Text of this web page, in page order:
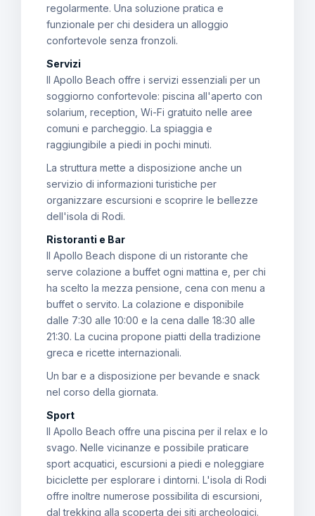
regolarmente. Una soluzione pratica e
funzionale per chi desidera un alloggio
confortevole senza fronzoli.
Servizi
Il Apollo Beach offre i servizi essenziali per un
soggiorno confortevole: piscina all'aperto con
solarium, reception, Wi-Fi gratuito nelle aree
comuni e parcheggio. La spiaggia e
raggiungibile a piedi in pochi minuti.
La struttura mette a disposizione anche un
servizio di informazioni turistiche per
organizzare escursioni e scoprire le bellezze
dell'isola di Rodi.
Ristoranti e Bar
Il Apollo Beach dispone di un ristorante che
serve colazione a buffet ogni mattina e, per chi
ha scelto la mezza pensione, cena con menu a
buffet o servito. La colazione e disponibile
dalle 7:30 alle 10:00 e la cena dalle 18:30 alle
21:30. La cucina propone piatti della tradizione
greca e ricette internazionali.
Un bar e a disposizione per bevande e snack
nel corso della giornata.
Sport
Il Apollo Beach offre una piscina per il relax e lo
svago. Nelle vicinanze e possibile praticare
sport acquatici, escursioni a piedi e noleggiare
biciclette per esplorare i dintorni. L'isola di Rodi
offre inoltre numerose possibilita di escursioni,
dal trekking alla scoperta dei siti archeologici.